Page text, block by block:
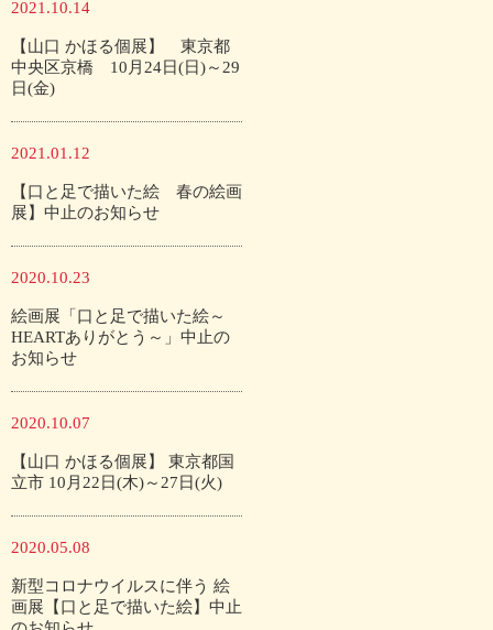
2021.10.14
【山口 かほる個展】 東京都
中央区京橋 10月24日(日)～29
日(金)
2021.01.12
【口と足で描いた絵 春の絵画
展】中止のお知らせ
2020.10.23
絵画展「口と足で描いた絵～
HEARTありがとう～」中止の
お知らせ
2020.10.07
【山口 かほる個展】 東京都国
立市 10月22日(木)～27日(火)
2020.05.08
新型コロナウイルスに伴う 絵
画展【口と足で描いた絵】中止